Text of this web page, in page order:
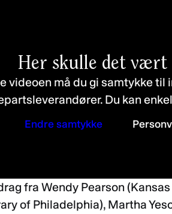
Her skulle det vært
videoen må du gi samtykke
Du kan
Endre samtykke
fra Wendy Pearson
of Philadelphia), Martha